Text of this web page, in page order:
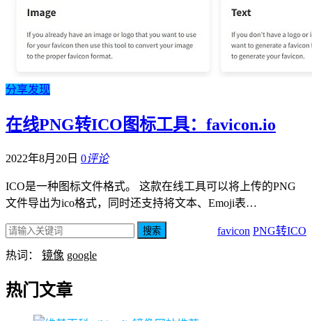
分享发现
在线PNG转ICO图标工具：favicon.io
2022年8月20日 0评论
ICO是一种图标文件格式。 这款在线工具可以将上传的PNG
文件导出为ico格式，同时还支持将文本、Emoji表…
favicon PNG转ICO
搜索
热词： 镜像 google
热门文章